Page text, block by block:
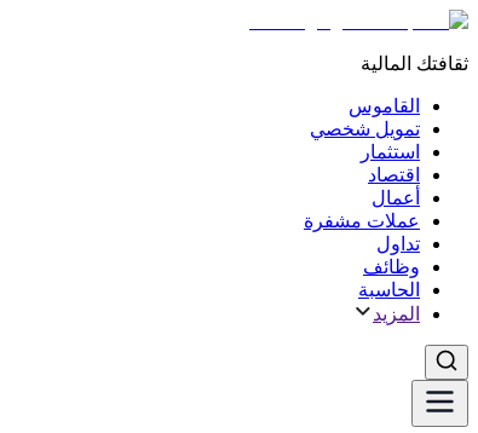
ثقافتك المالية
القاموس
تمويل شخصي
استثمار
اقتصاد
أعمال
عملات مشفرة
تداول
وظائف
الحاسبة
المزيد